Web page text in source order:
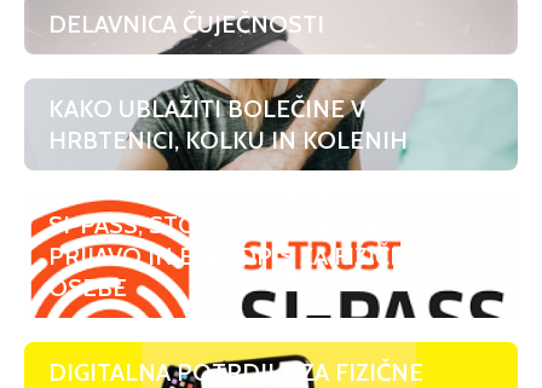
DELAVNICA ČUJEČNOSTI
KAKO UBLAŽITI BOLEČINE V
HRBTENICI, KOLKU IN KOLENIH
SI-PASS, STORITEV ZA SPLETNO
PRIJAVO IN E-PODPIS ZA FIZIČNE
OSEBE
DIGITALNA POTRDILA ZA FIZIČNE